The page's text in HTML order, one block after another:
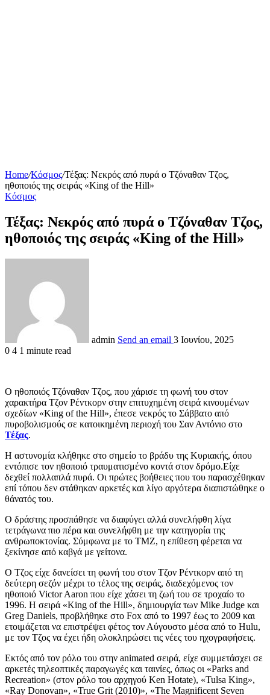
Home/Κόσμος/Τέξας: Νεκρός από πυρά ο Τζόναθαν Τζος,
ηθοποιός της σειράς «King of the Hill»
Κόσμος
Τέξας: Νεκρός από πυρά ο Τζόναθαν Τζος,
ηθοποιός της σειράς «King of the Hill»
admin Send an email 3 Ιουνίου, 2025
0 4 1 minute read
Ο ηθοποιός Τζόναθαν Τζος, που χάρισε τη φωνή του στον
χαρακτήρα Τζον Ρέντκορν στην επιτυχημένη σειρά κινουμένων
σχεδίων «King of the Hill», έπεσε νεκρός το Σάββατο από
πυροβολισμούς σε κατοικημένη περιοχή του Σαν Αντόνιο στο
Τέξας.
Η αστυνομία κλήθηκε στο σημείο το βράδυ της Κυριακής, όπου
εντόπισε τον ηθοποιό τραυματισμένο κοντά στον δρόμο.Είχε
δεχθεί πολλαπλά πυρά. Οι πρώτες βοήθειες που του παρασχέθηκαν
επί τόπου δεν στάθηκαν αρκετές και λίγο αργότερα διαπιστώθηκε ο
θάνατός του.
Ο δράστης προσπάθησε να διαφύγει αλλά συνελήφθη λίγα
τετράγωνα πιο πέρα και συνελήφθη με την κατηγορία της
ανθρωποκτονίας. Σύμφωνα με το TMZ, η επίθεση φέρεται να
ξεκίνησε από καβγά με γείτονα.
Ο Τζος είχε δανείσει τη φωνή του στον Τζον Ρέντκορν από τη
δεύτερη σεζόν μέχρι το τέλος της σειράς, διαδεχόμενος τον
ηθοποιό Victor Aaron που είχε χάσει τη ζωή του σε τροχαίο το
1996. Η σειρά «King of the Hill», δημιουργία των Mike Judge και
Greg Daniels, προβλήθηκε στο Fox από το 1997 έως το 2009 και
ετοιμάζεται να επιστρέψει φέτος τον Αύγουστο μέσα από το Hulu,
με τον Τζος να έχει ήδη ολοκληρώσει τις νέες του ηχογραφήσεις.
Εκτός από τον ρόλο του στην animated σειρά, είχε συμμετάσχει σε
αρκετές τηλεοπτικές παραγωγές και ταινίες, όπως οι «Parks and
Recreation» (στον ρόλο του αρχηγού Ken Hotate), «Tulsa King»,
«Ray Donovan», «True Grit (2010)», «The Magnificent Seven